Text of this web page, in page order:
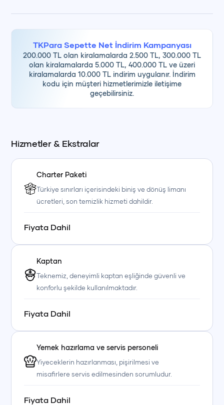
• teknekirala.com Güvenli Rezervasyon Programı
TKPara Sepette Net İndirim Kampanyası
200.000 TL olan kiralamalarda 2.500 TL, 300.000 TL
olan kiralamalarda 5.000 TL, 400.000 TL ve üzeri
kiralamalarda 10.000 TL indirim uygulanır. İndirim
kodu için müşteri hizmetlerimizle iletişime
geçebilirsiniz.
Hizmetler & Ekstralar
Charter Paketi
Türkiye sınırları içerisindeki biniş ve dönüş limanı
ücretleri, son temizlik hizmeti dahildir.
Fiyata Dahil
Kaptan
Teknemiz, deneyimli kaptan eşliğinde güvenli ve
konforlu şekilde kullanılmaktadır.
Fiyata Dahil
Yemek hazırlama ve servis personeli
Yiyeceklerin hazırlanması, pişirilmesi ve
misafirlere servis edilmesinden sorumludur.
Fiyata Dahil